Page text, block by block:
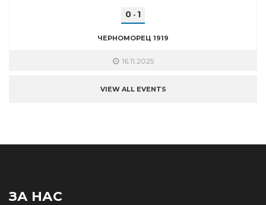
0 - 1
ЧЕРНОМОРЕЦ 1919
16.11.2025
VIEW ALL EVENTS
ЗА НАС